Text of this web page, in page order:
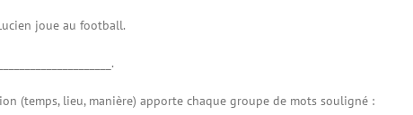
Lucien joue au football.
(temps, lieu, manière) apporte chaque groupe de mots souligné :